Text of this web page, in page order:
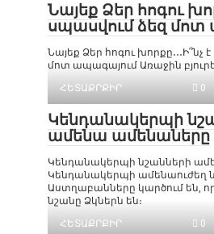
Նայեք Ձեր հոգու
սպասվում ձեզ
Նայեք Ձեր հոգու խորքը․․․Ի՞նչ
մոտ ապագայում Առաջին
ՀԵՏԱՔՐՔԻՐ
0
Կենդանակերպի
ամենա ամենաները
Կենդանակերպի նշանների
Կենդանակերպի ամենաուժեղ
Աստղաբանները կարծում են,
նշանը Ձկներն են։
ՀԵՏԱՔՐՔԻՐ
0